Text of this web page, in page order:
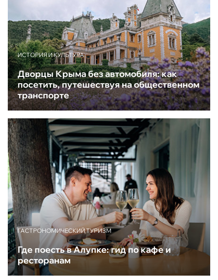
ИСТОРИЯ И КУЛЬТУРА
Дворцы Крыма без автомобиля: как
посетить, путешествуя на общественном
транспорте
ГАСТРОНОМИЧЕСКИЙ ТУРИЗМ
Где поесть в Алупке: гид по кафе и
ресторанам